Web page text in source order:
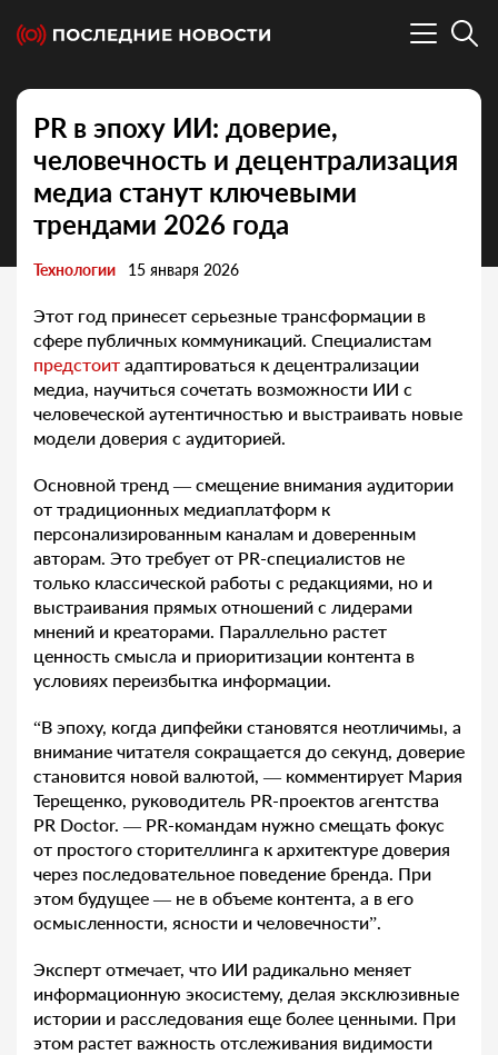
PR в эпоху ИИ: доверие,
человечность и децентрализация
медиа станут ключевыми
трендами 2026 года
Технологии 15 января 2026
Этот год принесет серьезные трансформации в
сфере публичных коммуникаций. Специалистам
предстоит адаптироваться к децентрализации
медиа, научиться сочетать возможности ИИ с
человеческой аутентичностью и выстраивать новые
модели доверия с аудиторией.
Основной тренд — смещение внимания аудитории
от традиционных медиаплатформ к
персонализированным каналам и доверенным
авторам. Это требует от PR-специалистов не
только классической работы с редакциями, но и
выстраивания прямых отношений с лидерами
мнений и креаторами. Параллельно растет
ценность смысла и приоритизации контента в
условиях переизбытка информации.
“В эпоху, когда дипфейки становятся неотличимы, а
внимание читателя сокращается до секунд, доверие
становится новой валютой, — комментирует Мария
Терещенко, руководитель PR-проектов агентства
PR Doctor. — PR-командам нужно смещать фокус
от простого сторителлинга к архитектуре доверия
через последовательное поведение бренда. При
этом будущее — не в объеме контента, а в его
осмысленности, ясности и человечности”.
Эксперт отмечает, что ИИ радикально меняет
информационную экосистему, делая эксклюзивные
истории и расследования еще более ценными. При
этом растет важность отслеживания видимости